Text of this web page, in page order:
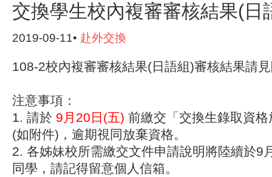
交換學生校內複審審核結果(日
2019-09-11• 赴外交換
108-2校內複審審核結果(日語組)審核結果請
注意事項：
1. 請於 9月20日(五) 前繳交「交換生錄取資
(如附件)，逾期視同放棄資格。
2. 各姊妹校所需繳交文件申請說明將陸續於9
同學，請記得留意個人信箱。